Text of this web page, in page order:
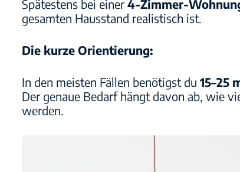
0341 989 850 70
Spätestens bei einer4-Zimmer-
gesamten Hausstand realistisch ist.
Die kurze Orientierung:
In den meisten Fällen benötigst du 15–25
Der genaue Bedarf hängt davon ab, wie
werden.